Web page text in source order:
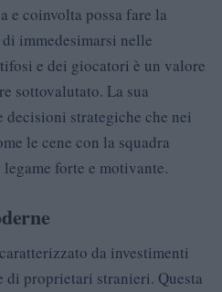
e coinvolta possa fare la
immedesimarsi nelle
e dei giocatori è un valore
sottovalutato. La sua
decisioni strategiche che nei
le cene con la squadra
forte e motivante.
da investimenti
di proprietari stranieri. Questa